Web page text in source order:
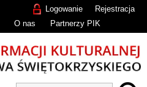
Rejestracja
Logowanie
O nas Partnerzy PIK